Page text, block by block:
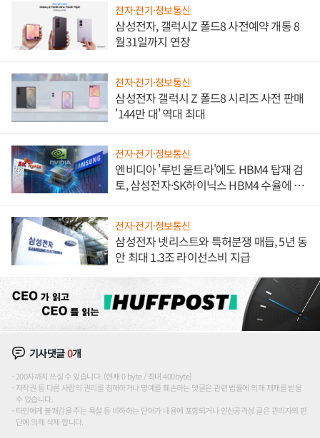
전자·전기·정보통신
삼성전자, 갤럭시Z 폴드8 사전예약 개통 8
월31일까지 연장
전자·전기·정보통신
삼성전자 갤럭시 Z 폴드8 시리즈 사전 판매
'144만 대' 역대 최대
전자·전기·정보통신
엔비디아 '루빈 울트라'에도 HBM4 탑재 검
토, 삼성전자·SK하이닉스 HBM4 수율에 주
전자·전기·정보통신
삼성전자 넷리스트와 특허분쟁 매듭, 5년 동
안 최대 1.3조 라이선스비 지급
기사댓글0개
200자까지 쓰실 수 있습니다. (현재 0 byte / 최대 400byte)
저작권 등 다른 사람의 권리를 침해하거나 명예를 훼손하는 댓글은 관련 법률에 의해 제재를 받을
수 있습니다.
타인에게 불쾌감을 주는 욕설 등 비하하는 단어가 내용에 포함되거나 인신공격성 글은 관리자의 판
단에 의해 삭제 합니다.